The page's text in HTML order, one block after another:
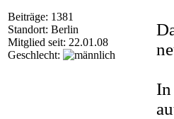
Beiträge: 1381
Standort: Berlin
Mitglied seit: 22.01.08
Geschlecht:
In